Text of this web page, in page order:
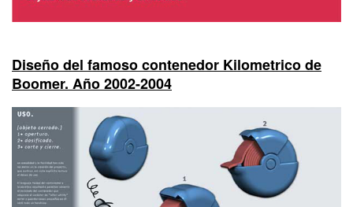
Diseño del famoso contenedor Kilometrico de
Boomer. Año 2002-2004